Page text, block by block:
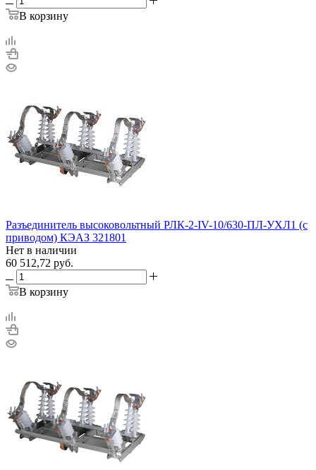
В корзину
Разъединитель высоковольтный РЛК-2-IV-10/630-ПЛ-УХЛ1 (с
приводом) КЭАЗ 321801
Нет в наличии
60 512,72 руб.
В корзину